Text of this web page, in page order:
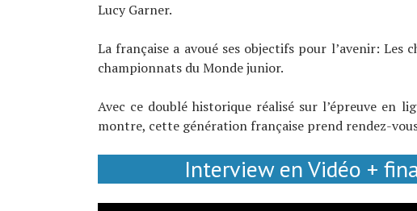
Lucy Garner.
La française a avoué ses objectifs pour l’avenir: Les
championnats du Monde junior.
Avec ce doublé historique réalisé sur l’épreuve en
montre, cette génération française prend rendez-
Interview en Vidéo +